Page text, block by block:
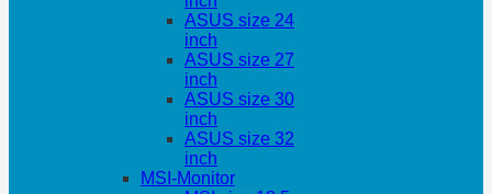
ASUS size 24
inch
ASUS size 27
inch
ASUS size 30
inch
ASUS size 32
inch
MSI-Monitor